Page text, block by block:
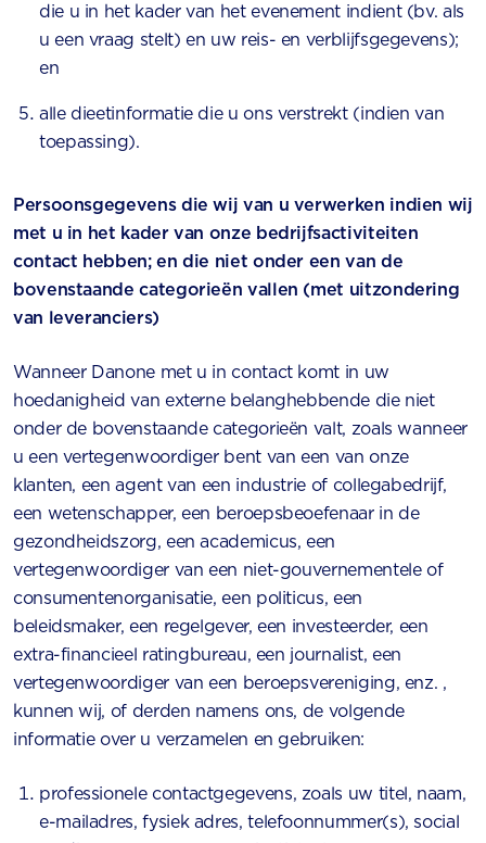
die u in het kader van het evenement indient (bv. als
u een vraag stelt) en uw reis- en verblijfsgegevens);
en
alle dieetinformatie die u ons verstrekt (indien van
toepassing).
Persoonsgegevens die wij van u verwerken indien wij
met u in het kader van onze bedrijfsactiviteiten
contact hebben; en die niet onder een van de
bovenstaande categorieën vallen (met uitzondering
van leveranciers)
Wanneer Danone met u in contact komt in uw
hoedanigheid van externe belanghebbende die niet
onder de bovenstaande categorieën valt, zoals wanneer
u een vertegenwoordiger bent van een van onze
klanten, een agent van een industrie of collegabedrijf,
een wetenschapper, een beroepsbeoefenaar in de
gezondheidszorg, een academicus, een
vertegenwoordiger van een niet-gouvernementele of
consumentenorganisatie, een politicus, een
beleidsmaker, een regelgever, een investeerder, een
extra-financieel ratingbureau, een journalist, een
vertegenwoordiger van een beroepsvereniging, enz. ,
kunnen wij, of derden namens ons, de volgende
informatie over u verzamelen en gebruiken:
professionele contactgegevens, zoals uw titel, naam,
e-mailadres, fysiek adres, telefoonnummer(s), social